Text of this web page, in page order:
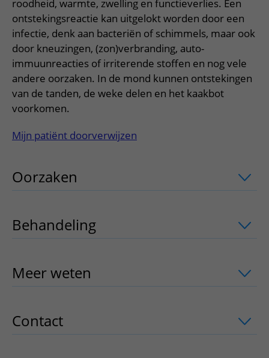
Onderzoeken en diagnostiek
Het Wilhelmina Kinderziekenhuis
Bloedprikken
Wachttijden
Bezoektijden
Wijzigen patiëntgegevens
Mijn UMC Utrecht patiëntportaal
Faciliteiten en voorzieningen
Bezoekregels
Kwaliteit en veiligheid
Route naar het ziekenhuis
Parkeren
Wegwijs in het ziekenhuis
Contact met polikliniek
Contact met verpleegafdeling
Teleconsult aanvragen
Diagnostiek aanvragen
Zorgverlenersportaal
Over UMC Utrecht
Research
Onderwijs
Werken bij het UMC Utrecht
roodheid, warmte, zwelling en functieverlies. Een
ontstekingsreactie kan uitgelokt worden door een
infectie, denk aan bacteriën of schimmels, maar ook
door kneuzingen, (zon)verbranding, auto-
immuunreacties of irriterende stoffen en nog vele
andere oorzaken. In de mond kunnen ontstekingen
van de tanden, de weke delen en het kaakbot
voorkomen.
Mijn patiënt doorverwijzen
Oorzaken uitklapper, klik om te
Behandeling uitklapper, klik om te
Meer weten uitklapper, klik om te
Contact uitklapper, klik om te openen